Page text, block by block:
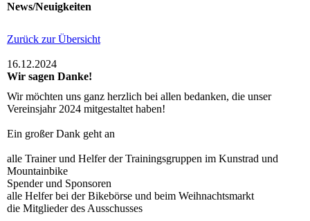
News/Neuigkeiten
Zurück zur Übersicht
16.12.2024
Wir sagen Danke!
Wir möchten uns ganz herzlich bei allen bedanken, die unser
Vereinsjahr 2024 mitgestaltet haben!
Ein großer Dank geht an
alle Trainer und Helfer der Trainingsgruppen im Kunstrad und
Mountainbike
Spender und Sponsoren
alle Helfer bei der Bikebörse und beim Weihnachtsmarkt
die Mitglieder des Ausschusses